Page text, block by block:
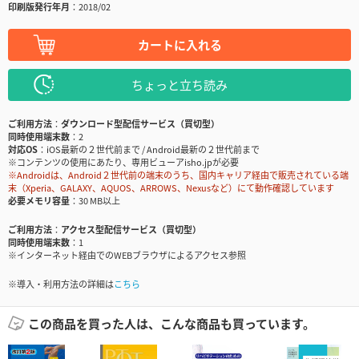
印刷版発行年月
2018/02
カートに入れる
ちょっと立ち読み
ご利用方法
ダウンロード型配信サービス（買切型）
同時使用端末数
2
対応OS
iOS最新の２世代前まで / Android最新の２世代前まで
※コンテンツの使用にあたり、専用ビューアisho.jpが必要
※Androidは、Android２世代前の端末のうち、国内キャリア経由で販売されている端
末（Xperia、GALAXY、AQUOS、ARROWS、Nexusなど）にて動作確認しています
必要メモリ容量
30 MB以上
ご利用方法
アクセス型配信サービス（買切型）
同時使用端末数
1
※インターネット経由でのWEBブラウザによるアクセス参照
※導入・利用方法の詳細はこちら
この商品を買った人は、こんな商品も買っています。